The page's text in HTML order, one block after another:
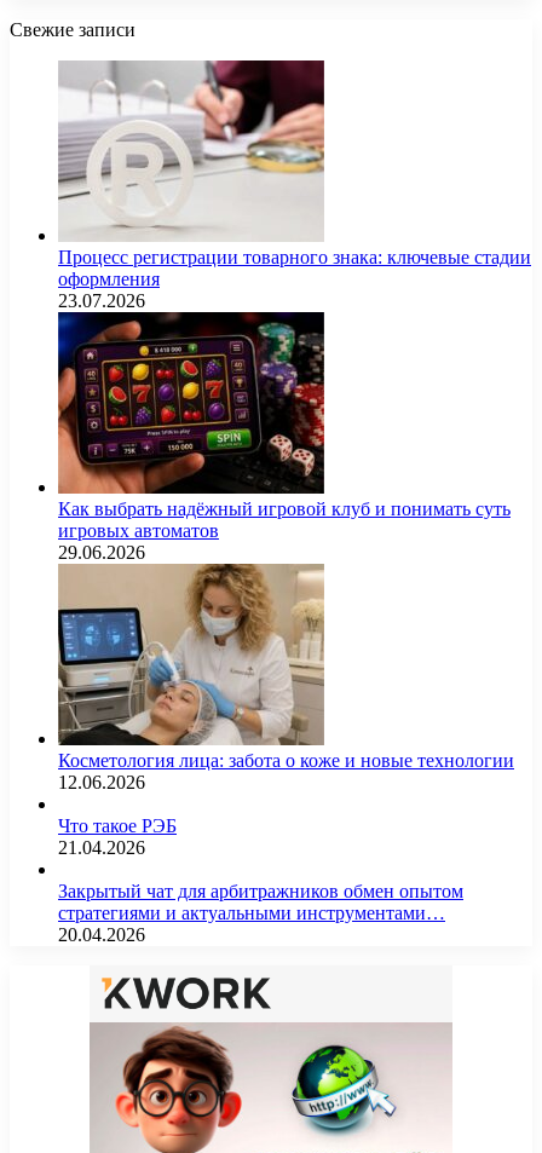
Свежие записи
Процесс регистрации товарного знака: ключевые стадии
оформления
23.07.2026
Как выбрать надёжный игровой клуб и понимать суть
игровых автоматов
29.06.2026
Косметология лица: забота о коже и новые технологии
12.06.2026
Что такое РЭБ
21.04.2026
Закрытый чат для арбитражников обмен опытом
стратегиями и актуальными инструментами…
20.04.2026